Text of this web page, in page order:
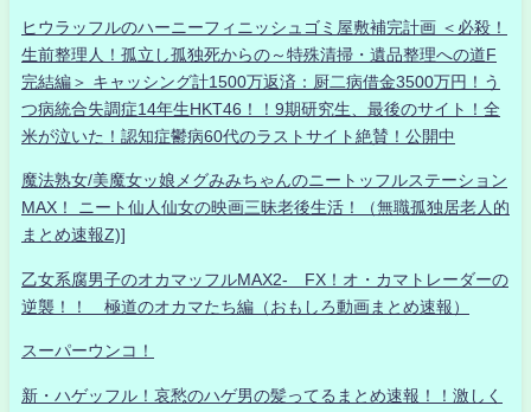
ヒウラッフルのハーニーフィニッシュゴミ屋敷補完計画 ＜必殺！
生前整理人！孤立し孤独死からの～特殊清掃・遺品整理への道F
完結編＞ キャッシング計1500万返済：厨二病借金3500万円！う
つ病統合失調症14年生HKT46！！9期研究生、最後のサイト！全
米が泣いた！認知症鬱病60代のラストサイト絶賛！公開中
魔法熟女/美魔女ッ娘メグみみちゃんのニートッフルステーション
MAX！ ニート仙人仙女の映画三昧老後生活！（無職孤独居老人的
まとめ速報Z)]
乙女系腐男子のオカマッフルMAX2- FX！オ・カマトレーダーの
逆襲！！ 極道のオカマたち編（おもしろ動画まとめ速報）
スーパーウンコ！
新・ハゲッフル！哀愁のハゲ男の髪ってるまとめ速報！！激しく